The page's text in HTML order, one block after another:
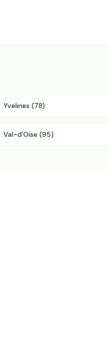
Yvelines (78)
Val-d'Oise (95)